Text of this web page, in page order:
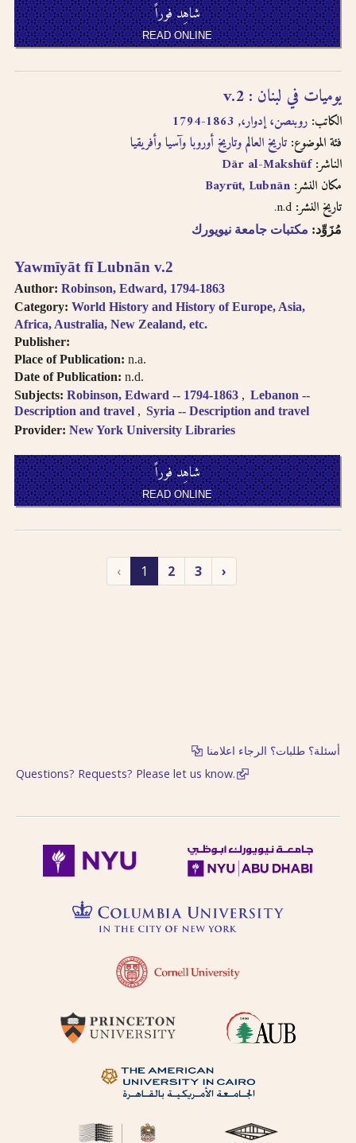
شاهِد فوراً
READ ONLINE
Yawmīyāt fī Lubnān v.2
Author: Robinson, Edward, 1794-1863
Category: World History and History of Europe, Asia,
Africa, Australia, New Zealand, etc.
Publisher:
Place of Publication: n.a.
Date of Publication: n.d.
Subjects: Robinson, Edward -- 1794-1863
Lebanon --
Description and travel
Syria -- Description and travel
Provider: New York University Libraries
شاهِد فوراً
READ ONLINE
يوميات في لبنان : v.2
الكاتب: روبنصن، إدوار،, 1863-1794
فئة الموضوع: تاريخ العالم وتاريخ أوروبا وآسيا وأفريقيا
الناشر: Dār al-Makshūf
مكان النشر: Bayrūt, Lubnān
تاريخ النشر:
مُزَوِّد: مكتبات جامعة نيويورك
‹ 1 2 3 ›
أسئلة؟ طلبات؟ الرجاء اعلامنا
Questions? Requests? Please let us know.